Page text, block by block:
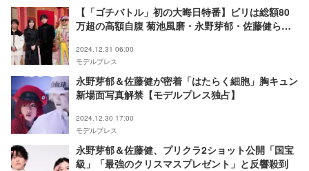
【「ゴチバトル」初の大晦日特番】ビリは総額80
万超の高額自腹 菊池風磨・永野芽郁・佐藤健らス
2024.12.31 06:00
モデルプレス
永野芽郁＆佐藤健が密着「はたらく細胞」胸キュン
新場面写真解禁【モデルプレス独占】
2024.12.30 17:00
モデルプレス
永野芽郁＆佐藤健、プリクラ2ショット公開「国宝
級」「最強のクリスマスプレゼント」と反響殺到